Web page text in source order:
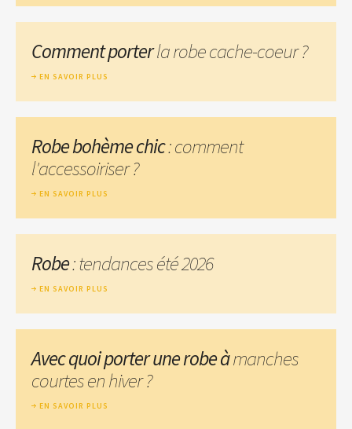
Comment porterla robe cache-coeur ?
EN SAVOIR PLUS
Robe bohème chic: comment
l'accessoiriser ?
EN SAVOIR PLUS
Robe: tendances été 2026
EN SAVOIR PLUS
Avec quoi porter une robe àmanches
courtes en hiver ?
EN SAVOIR PLUS